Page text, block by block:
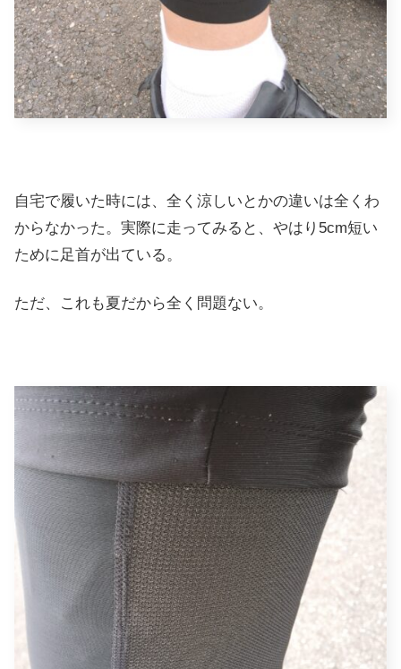
自宅で履いた時には、全く涼しいとかの違いは全くわ
からなかった。実際に走ってみると、やはり5cm短い
ために足首が出ている。
ただ、これも夏だから全く問題ない。